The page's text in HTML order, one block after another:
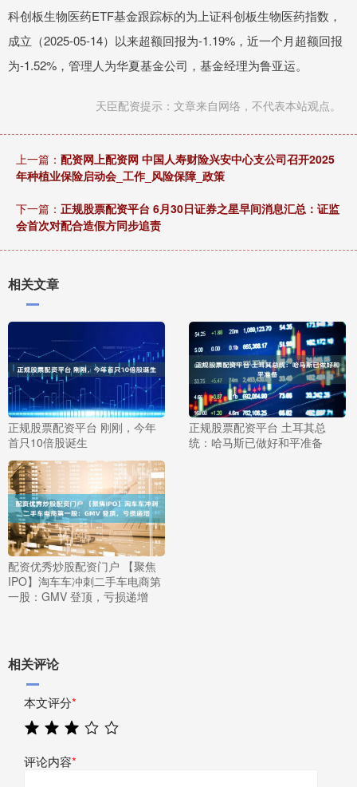
科创板生物医药ETF基金跟踪标的为上证科创板生物医药指数，
成立（2025-05-14）以来超额回报为-1.19%，近一个月超额回报
为-1.52%，管理人为华夏基金公司，基金经理为鲁亚运。
天臣配资提示：文章来自网络，不代表本站观点。
上一篇： 配资网上配资网 中国人寿财险兴安中心支公司召开2025
年种植业保险启动会_工作_风险保障_政策
下一篇： 正规股票配资平台 6月30日证券之星早间消息汇总：证监
会首次对配合造假方同步追责
相关文章
正规股票配资平台 刚刚，今年
首只10倍股诞生
正规股票配资平台 土耳其总
统：哈马斯已做好和平准备
配资优秀炒股配资门户 【聚焦
IPO】淘车车冲刺二手车电商第
一股：GMV 登顶，亏损递增
相关评论
本文评分*
评论内容*